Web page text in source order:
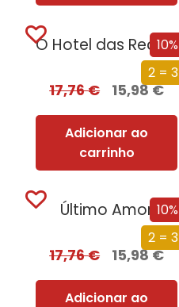
10%
2 = 3
O Hotel das Recordações
17,76€ 15,98€
Adicionar ao
carrinho
10%
2 = 3
Último Amor
17,76€ 15,98€
Adicionar ao